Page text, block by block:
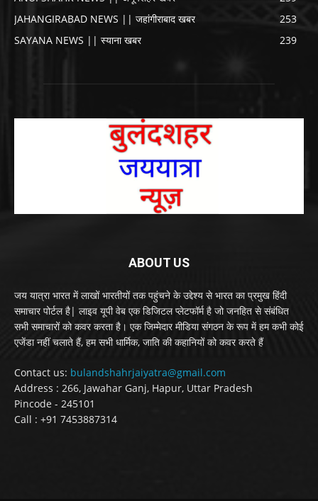
JAHANGIRABAD NEWS || जहांगीराबाद खबर
253
SAYANA NEWS || स्याना खबर
239
ABOUT US
जय यात्रा भारत में लाखों भारतीयों तक पहुंचने के उद्देश्य से भारत का प्रमुख हिंदी
समाचार पोर्टल है| लाइव यूपी वेब एक डिजिटल प्लेटफॉर्म है जो जनहित से संबंधित
सभी समाचारों को कवर करता है। एक जिम्मेदार मीडिया संगठन के रूप में हम कभी कोई
एजेंडा नहीं चलाते हैं, हम सभी धार्मिक, जाति की कहानियों को कवर करते हैं
Contact us: bulandshahrjaiyatra@gmail.com
Address : 266, Jawahar Ganj, Hapur, Uttar Pradesh
Pincode - 245101
Call : +91 7453887314